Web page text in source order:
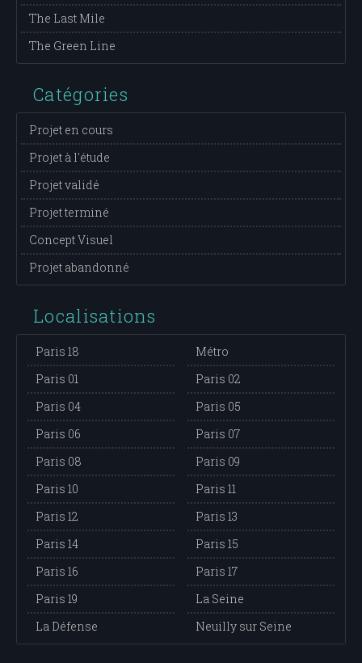
The Last Mile
The Green Line
Catégories
Projet en cours
Projet à l'étude
Projet validé
Projet terminé
Concept Visuel
Projet abandonné
Localisations
Paris 18
Métro
Paris 01
Paris 02
Paris 04
Paris 05
Paris 06
Paris 07
Paris 08
Paris 09
Paris 10
Paris 11
Paris 12
Paris 13
Paris 14
Paris 15
Paris 16
Paris 17
Paris 19
La Seine
La Défense
Neuilly sur Seine